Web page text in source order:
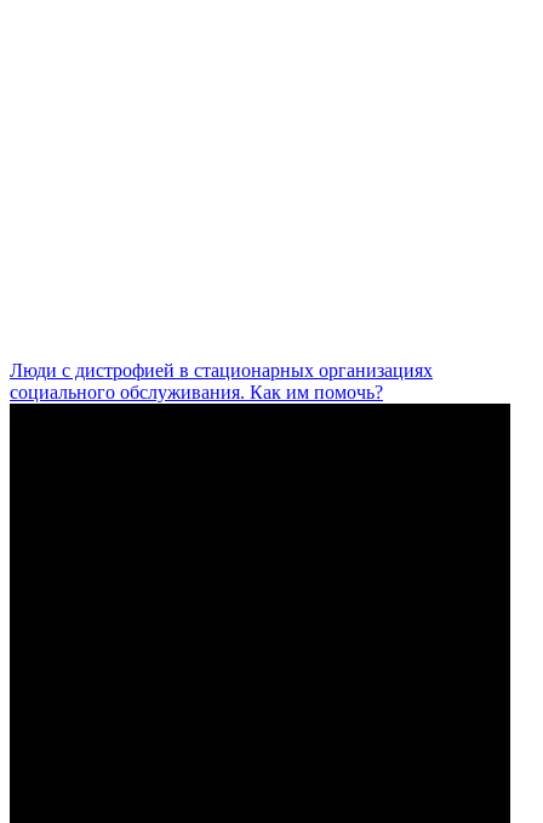
Люди с дистрофией в стационарных организациях
социального обслуживания. Как им помочь?